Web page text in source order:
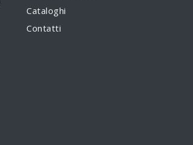
Cataloghi
Contatti